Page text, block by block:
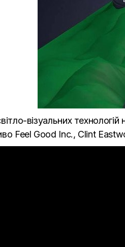
візуальних технологій
Feel Good Inc., Clint